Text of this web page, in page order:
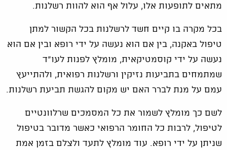
מתאים לתופעות אלו, עלול אף הוא להוות רשלנות.
בכל מקרה בו קיים חשד לרשלנות בכל הקשור למתן
טיפול באקנה, בין אם הוא נעשה על ידי רופא ובין אם הוא
נעשה על ידי קוסמטיקאית, מומלץ לפנות לעו"ד
שמתמחים בתביעות נזיקין ורשלנות רפואית, ולהתייעץ
עמם על מנת לברר האם יש מקום להגשת תביעת רשלנות.
לשם כך מומלץ לשמור את כל המסמכים שרלוונטיים
לטיפול, לרבות כל החומר הרפואי כאשר מדובר בטיפול
שניתן על ידי רופא. עוד מומלץ לתעד ולצלם בזמן אמת